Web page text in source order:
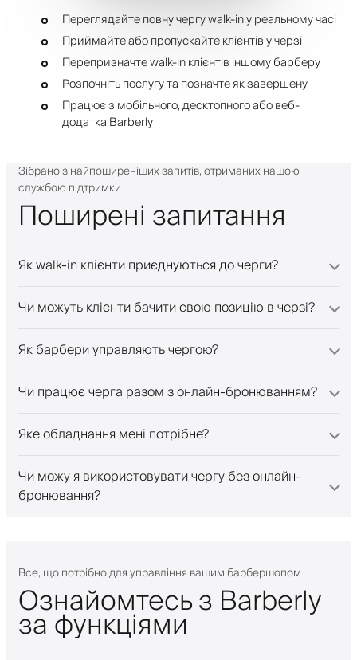
Переглядайте повну чергу walk-in у реальному часі
Приймайте або пропускайте клієнтів у черзі
Перепризначте walk-in клієнтів іншому барберу
Розпочніть послугу та позначте як завершену
Працює з мобільного, десктопного або веб-
додатка Barberly
Зібрано з найпоширеніших запитів, отриманих нашою
службою підтримки
Поширені запитання
Як walk-in клієнти приєднуються до черги?
Чи можуть клієнти бачити свою позицію в черзі?
Як барбери управляють чергою?
Чи працює черга разом з онлайн-бронюванням?
Яке обладнання мені потрібне?
Чи можу я використовувати чергу без онлайн-
бронювання?
Все, що потрібно для управління вашим барбершопом
Ознайомтесь з Barberly
за функціями